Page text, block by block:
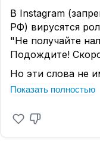
В Instagram
РФ) вирусятся
"Не получайте
Подождите!
Но эти слова не
налоговому
именно в тот
Показать полностью